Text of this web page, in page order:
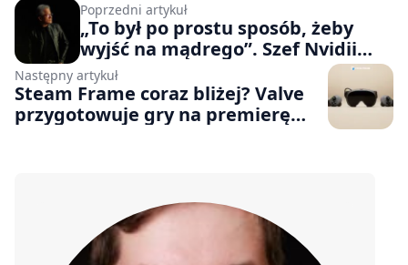
Poprzedni artykuł
„To był po prostu sposób, żeby
wyjść na mądrego”. Szef Nvidii
krytykuje firmy zrzucające winę za
zwolnienia na AI
Następny artykuł
Steam Frame coraz bliżej? Valve
przygotowuje gry na premierę